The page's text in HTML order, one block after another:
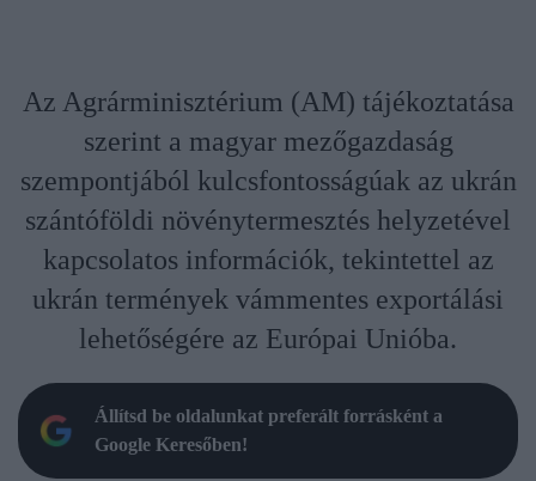
Az Agrárminisztérium (AM) tájékoztatása
szerint a magyar mezőgazdaság
szempontjából kulcsfontosságúak az ukrán
szántóföldi növénytermesztés helyzetével
kapcsolatos információk, tekintettel az
ukrán termények vámmentes exportálási
lehetőségére az Európai Unióba.
Állítsd be oldalunkat preferált forrásként a
Google Keresőben!